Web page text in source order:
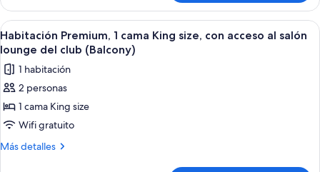
vista
al
océano
junior,
cama
King
vista
al
océano
Ver
todas
las
fotos
de
Habitación
Premium,
1
Habitación de hotel moderna con
6
Habitación Premium, 1 cama King size, con acceso al salón
lounge del club (Balcony)
1 habitación
2 personas
1 cama King size
Wifi gratuito
Más detalles
Más